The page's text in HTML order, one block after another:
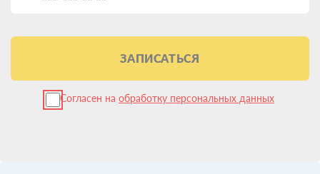
ЗАПИСАТЬСЯ
Согласен на обработку персональных данных